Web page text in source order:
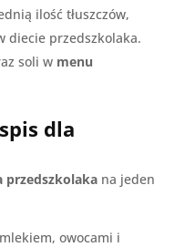
ilość tłuszczów,
diecie przedszkolaka.
soli w menu
dla
przedszkolaka na jeden
owocami i